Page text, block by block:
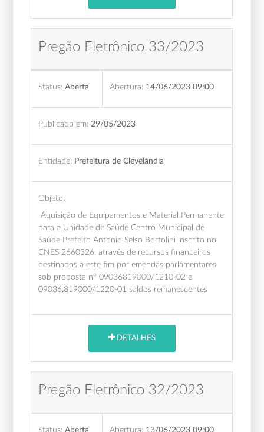
Pregão Eletrônico 33/2023
Status: Aberta Abertura: 14/06/2023 09:00
Publicado em: 29/05/2023
Entidade: Prefeitura de Clevelândia
Objeto:
Aquisição de Equipamentos e Material Permanente
para a Unidade de Saúde Centro Municipal de
Saúde Prefeito Antonio Selso Bortolini inscrito no
CNES 2660326, através de recursos financeiros
destinados a este fim por emendas parlamentares
sob proposta nº 09036819000/1210-02 e
09036.819000/1220-01 saldos remanescentes
DETALHES
Pregão Eletrônico 32/2023
Status: Aberta Abertura: 13/06/2023 09:00